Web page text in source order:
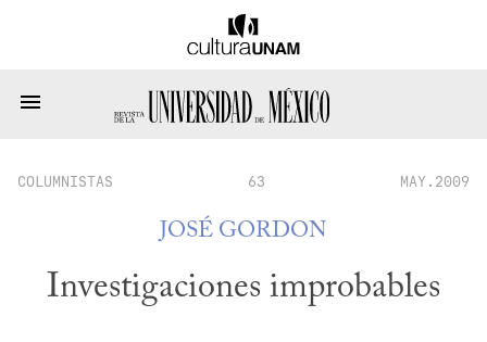
COLUMNISTAS 63 MAY.2009
JOSÉ GORDON
Investigaciones improbables